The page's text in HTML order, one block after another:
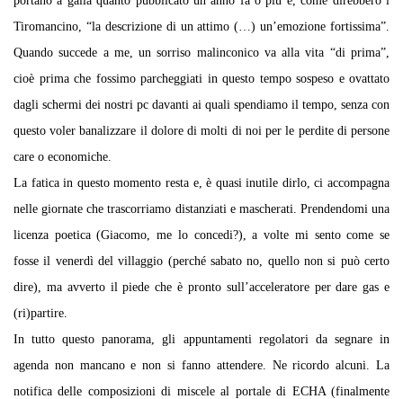
Tiromancino, “la descrizione di un attimo (…) un’emozione fortissima”.
Quando succede a me, un sorriso malinconico va alla vita “di prima”,
cioè prima che fossimo parcheggiati in questo tempo sospeso e ovattato
dagli schermi dei nostri pc davanti ai quali spendiamo il tempo, senza con
questo voler banalizzare il dolore di molti di noi per le perdite di persone
care o economiche.
La fatica in questo momento resta e, è quasi inutile dirlo, ci accompagna
nelle giornate che trascorriamo distanziati e mascherati. Prendendomi una
licenza poetica (Giacomo, me lo concedi?), a volte mi sento come se
fosse il venerdì del villaggio (perché sabato no, quello non si può certo
dire), ma avverto il piede che è pronto sull’acceleratore per dare gas e
(ri)partire.
In tutto questo panorama, gli appuntamenti regolatori da segnare in
agenda non mancano e non si fanno attendere. Ne ricordo alcuni. La
notifica delle composizioni di miscele al portale di ECHA (finalmente